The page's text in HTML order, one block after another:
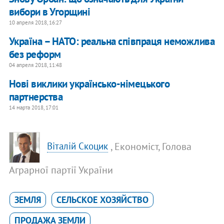
вибори в Угорщині
10 апреля 2018, 16:27
Україна – НАТО: реальна співпраця неможлива
без реформ
04 апреля 2018, 11:48
Нові виклики українсько-німецького
партнерства
14 марта 2018, 17:01
Віталій Скоцик , Економіст, Голова
Аграрної партії України
ЗЕМЛЯ
СЕЛЬСКОЕ ХОЗЯЙСТВО
ПРОДАЖА ЗЕМЛИ